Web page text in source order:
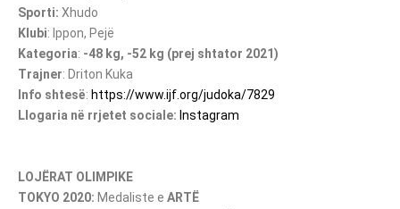
Sporti: Xhudo
Klubi: Ippon, Pejë
Kategoria: -48 kg, -52 kg (prej shtator 2021)
Trajner: Driton Kuka
Info shtesë: https://www.ijf.org/judoka/7829
Llogaria në rrjetet sociale: Instagram
LOJËRAT OLIMPIKE
TOKYO 2020: Medaliste e ARTË